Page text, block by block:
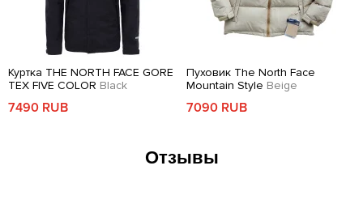
Куртка THE NORTH FACE GORE
TEX FIVE COLOR Black
7490 RUB
Пуховик The North Face
Mountain Style Beige
7090 RUB
Отзывы